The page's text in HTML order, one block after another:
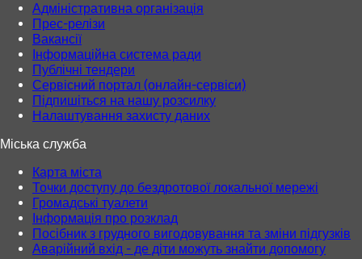
Адміністративна організація
Прес-релізи
Вакансії
Інформаційна система ради
Публічні тендери
Сервісний портал (онлайн-сервіси)
Підпишіться на нашу розсилку
Налаштування захисту даних
Міська служба
Карта міста
Точки доступу до бездротової локальної мережі
Громадські туалети
Інформація про розклад
Посібник з грудного вигодовування та зміни підгузків
Аварійний вхід - де діти можуть знайти допомогу